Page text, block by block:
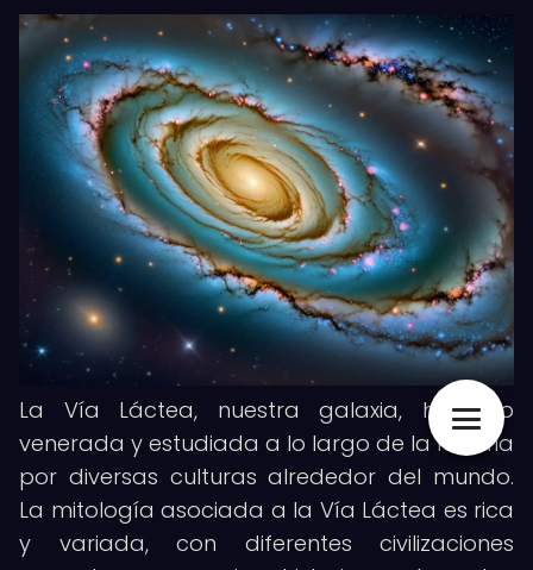
La Vía Láctea, nuestra galaxia, ha sido
venerada y estudiada a lo largo de la historia
por diversas culturas alrededor del mundo.
La mitología asociada a la Vía Láctea es rica
y variada, con diferentes civilizaciones